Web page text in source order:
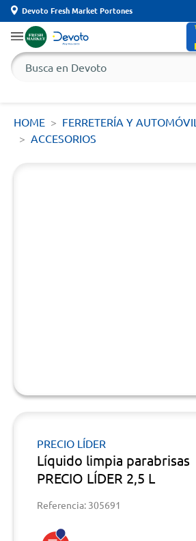
Devoto Fresh Market Portones
HOME FERRETERÍA Y AUTOMÓVIL
ACCESORIOS
PRECIO LÍDER
Líquido limpia parabrisas
PRECIO LÍDER 2,5 L
Referencia: 305691